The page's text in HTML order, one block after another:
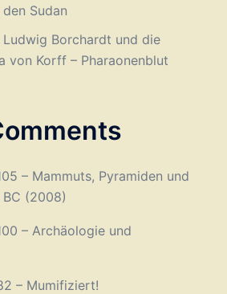
Sudan
Ludwig Borchardt und die
von Korff – Pharaonenblut
– Mammuts, Pyramiden und
(2008)
– Archäologie und
– Mumifiziert!